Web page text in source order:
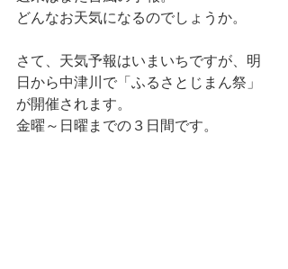
どんなお天気になるのでしょうか。
さて、天気予報はいまいちですが、明
日から中津川で「ふるさとじまん祭」
が開催されます。
金曜～日曜までの３日間です。